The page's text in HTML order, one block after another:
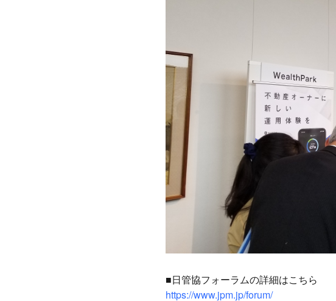
■日管協フォーラムの詳細はこちら
https://www.jpm.jp/forum/